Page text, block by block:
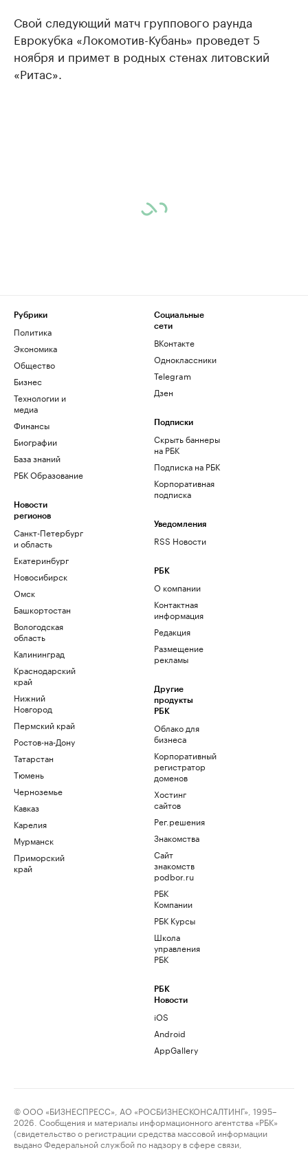
Свой следующий матч группового раунда
Еврокубка «Локомотив-Кубань» проведет 5
ноября и примет в родных стенах литовский
«Ритас».
Рубрики
Политика
Экономика
Общество
Бизнес
Технологии и
медиа
Финансы
Биографии
База знаний
РБК Образование
Новости
регионов
Санкт-Петербург
и область
Екатеринбург
Новосибирск
Омск
Башкортостан
Вологодская
область
Калининград
Краснодарский
край
Нижний
Новгород
Пермский край
Ростов-на-Дону
Татарстан
Тюмень
Черноземье
Кавказ
Карелия
Мурманск
Приморский
край
Социальные
сети
ВКонтакте
Одноклассники
Telegram
Дзен
Подписки
Скрыть баннеры
на РБК
Подписка на РБК
Корпоративная
подписка
Уведомления
RSS Новости
РБК
О компании
Контактная
информация
Редакция
Размещение
рекламы
Другие
продукты
РБК
Облако для
бизнеса
Корпоративный
регистратор
доменов
Хостинг
сайтов
Рег.решения
Знакомства
Сайт
знакомств
podbor.ru
РБК
Компании
РБК Курсы
Школа
управления
РБК
РБК
Новости
iOS
Android
AppGallery
© ООО «БИЗНЕСПРЕСС», АО «РОСБИЗНЕСКОНСАЛТИНГ», 1995–
2026. Сообщения и материалы информационного агентства «РБК»
(свидетельство о регистрации средства массовой информации
выдано Федеральной службой по надзору в сфере связи,